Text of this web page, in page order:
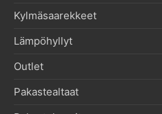
Kylmäsaarekkeet
Lämpöhyllyt
Outlet
Pakastealtaat